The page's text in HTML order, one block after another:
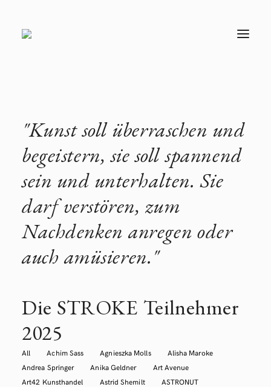
T
I
G
"Kunst soll überraschen und
begeistern, sie soll spannend
sein und unterhalten. Sie
darf verstören, zum
Nachdenken anregen oder
auch amüsieren."
Die STROKE Teilnehmer
2025
All Achim Sass Agnieszka Molls
Alisha Maroke
Andrea Springer
Anika Geldner
Art Avenue
Art42 Kunsthandel
Astrid Shemilt
ASTRONUT